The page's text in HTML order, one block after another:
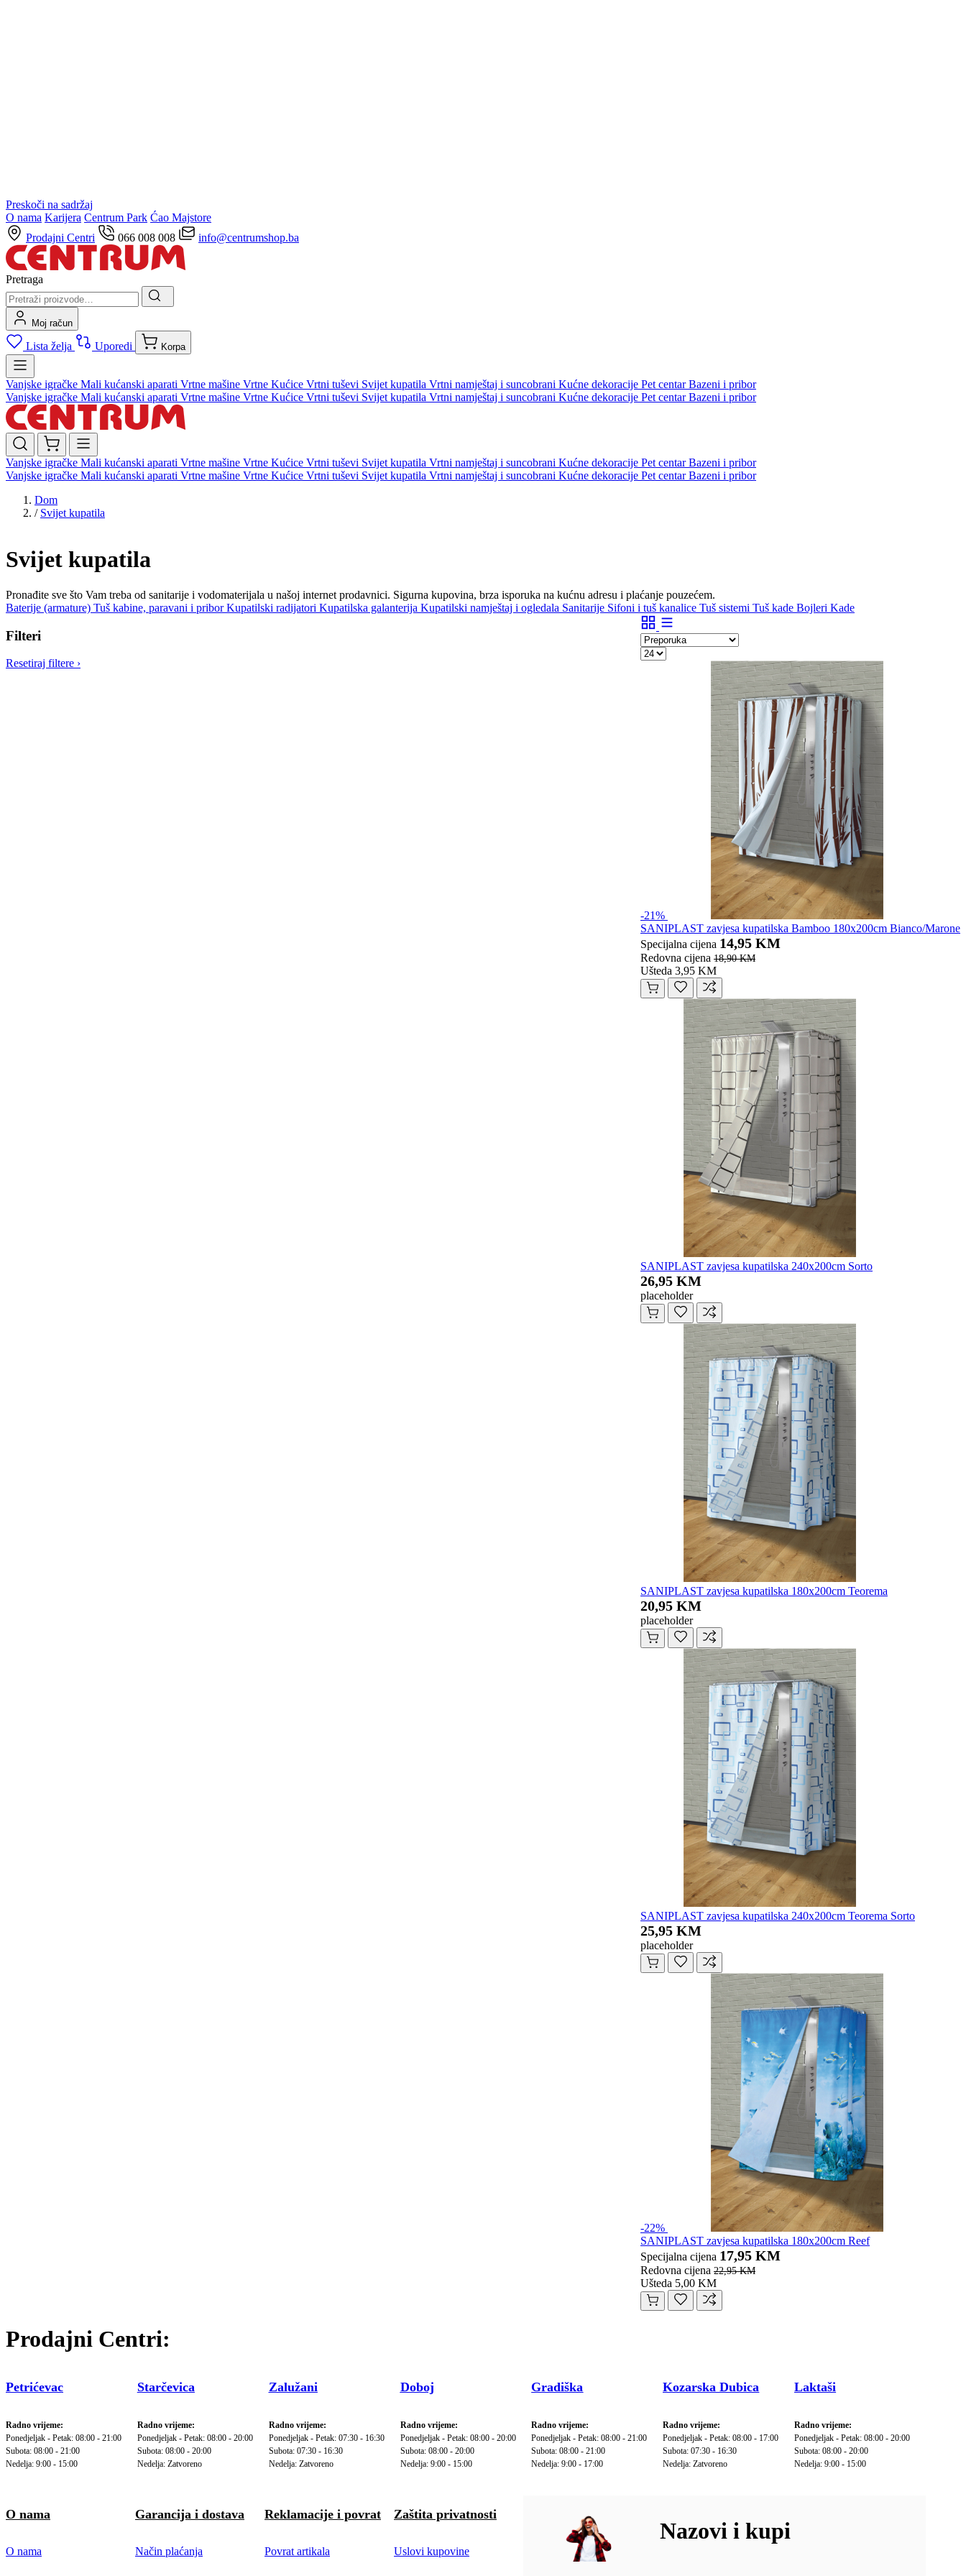
Preskoči na sadržaj
O nama Karijera Centrum Park Ćao Majstore
Prodajni Centri
066 008 008 info@centrumshop.ba
Pretraga
Moj račun
Lista želja Uporedi Korpa
Vanjske igračke Mali kućanski aparati Vrtne mašine Vrtne Kućice Vrtni tuševi Svijet kupatila Vrtni namještaj i suncobrani Kućne dekoracije Pet centarBazeni i pribor
Vanjske igračke Mali kućanski aparati Vrtne mašine Vrtne Kućice Vrtni tuševi Svijet kupatila Vrtni namještaj i suncobrani Kućne dekoracije Pet centarBazeni i pribor
Vanjske igračke Mali kućanski aparati Vrtne mašine Vrtne Kućice Vrtni tuševi Svijet kupatila Vrtni namještaj i suncobrani Kućne dekoracije Pet centarBazeni i pribor
Vanjske igračke Mali kućanski aparati Vrtne mašine Vrtne Kućice Vrtni tuševi Svijet kupatila Vrtni namještaj i suncobrani Kućne dekoracije Pet centarBazeni i pribor
Dom
/ Svijet kupatila
Svijet kupatila
Pronađite sve što Vam treba od sanitarije i vodomaterijala u našoj internet prodavnici. Sigurna kupovina, brza isporuka na kućnu adresu i plaćanje pouzećem.
Baterije (armature) Tuš kabine, paravani i priborKupatilski radijatori Kupatilska galanterija Kupatilski namještaj i ogledala Sanitarije Sifoni i tuš kanalice Tuš sistemi Tuš kade Bojleri Kade
Filteri
Resetiraj filtere ›
-21%
SANIPLAST zavjesa kupatilska Bamboo 180x200cm Bianco/Marone
Specijalna cijena 14,95 KM
Redovna cijena 18,90 KM
Ušteda 3,95 KM
SANIPLAST zavjesa kupatilska 240x200cm Sorto
26,95 KM
placeholder
SANIPLAST zavjesa kupatilska 180x200cm Teorema
20,95 KM
placeholder
SANIPLAST zavjesa kupatilska 240x200cm Teorema Sorto
25,95 KM
placeholder
-22%
SANIPLAST zavjesa kupatilska 180x200cm Reef
Specijalna cijena 17,95 KM
Redovna cijena 22,95 KM
Ušteda 5,00 KM
Prodajni Centri:
Petrićevac
Radno vrijeme:
Ponedjeljak - Petak: 08:00 - 21:00
Subota: 08:00 - 21:00
Nedelja: 9:00 - 15:00
Starčevica
Radno vrijeme:
Ponedjeljak - Petak: 08:00 - 20:00
Subota: 08:00 - 20:00
Nedelja: Zatvoreno
Zalužani
Radno vrijeme:
Ponedjeljak - Petak: 07:30 - 16:30
Subota: 07:30 - 16:30
Nedelja: Zatvoreno
Doboj
Radno vrijeme:
Ponedjeljak - Petak: 08:00 - 20:00
Subota: 08:00 - 20:00
Nedelja: 9:00 - 15:00
Gradiška
Radno vrijeme:
Ponedjeljak - Petak: 08:00 - 21:00
Subota: 08:00 - 21:00
Nedelja: 9:00 - 17:00
Kozarska Dubica
Radno vrijeme:
Ponedjeljak - Petak: 08:00 - 17:00
Subota: 07:30 - 16:30
Nedelja: Zatvoreno
Laktaši
Radno vrijeme:
Ponedjeljak - Petak: 08:00 - 20:00
Subota: 08:00 - 20:00
Nedelja: 9:00 - 15:00
O nama
O nama
Garancija i dostava
Način plaćanja
Reklamacije i povrat
Povrat artikala
Zaštita privatnosti
Uslovi kupovine
Nazovi i kupi